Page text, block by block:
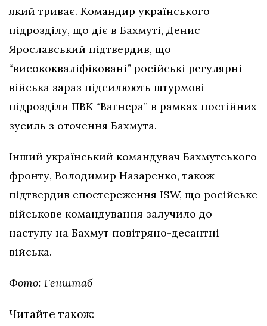
який триває. Командир українського
підрозділу, що діє в Бахмуті, Денис
Ярославський підтвердив, що
“висококваліфіковані” російські регулярні
війська зараз підсилюють штурмові
підрозділи ПВК “Вагнера” в рамках постійних
зусиль з оточення Бахмута.
Інший український командувач Бахмутського
фронту, Володимир Назаренко, також
підтвердив спостереження ISW, що російське
військове командування залучило до
наступу на Бахмут повітряно-десантні
війська.
Фото: Генштаб
Читайте також: